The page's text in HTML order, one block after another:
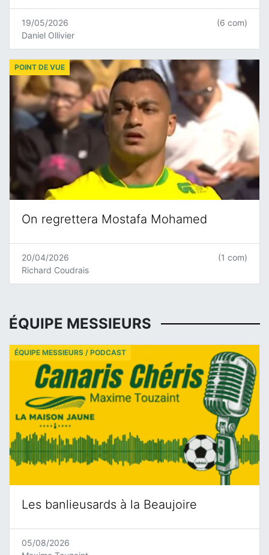
19/05/2026
Daniel Ollivier
(6 com)
On regrettera Mostafa Mohamed
POINT DE VUE
20/04/2026
Richard Coudrais
(1 com)
ÉQUIPE MESSIEURS
Les banlieusards à la Beaujoire
ÉQUIPE MESSIEURS / PODCAST
05/08/2026